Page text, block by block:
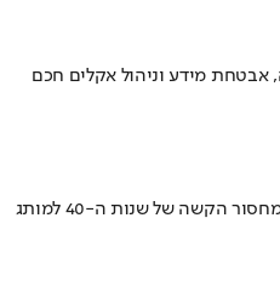
אבטחת מידע וניהול אקלים חכם
איך אסם הפכה את תקופת הצנע והמחסור הקשה של שנות ה-40 למותג